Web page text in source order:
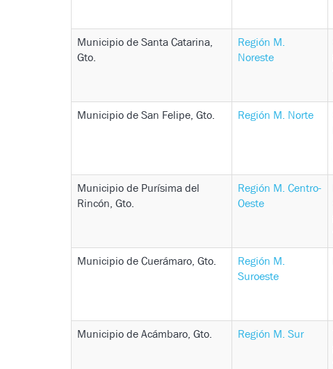
Municipio de Santa Catarina,
Gto.
Región M.
Noreste
Municipio de San Felipe, Gto. Región M. Norte
Municipio de Purísima del
Rincón, Gto.
Región M. Centro-
Oeste
Municipio de Cuerámaro, Gto.
Región M.
Suroeste
Municipio de Acámbaro, Gto. Región M. Sur